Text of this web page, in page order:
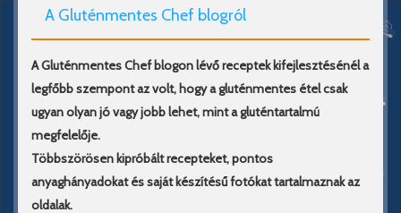
A Gluténmentes Chef blogról
A Gluténmentes Chef blogon lévő receptek kifejlesztésénél a
legfőbb szempont az volt, hogy a gluténmentes étel csak
ugyan olyan jó vagy jobb lehet, mint a gluténtartalmú
megfelelője.
Többszörösen kipróbált recepteket, pontos
anyaghányadokat és saját készítésű fotókat tartalmaznak az
oldalak.